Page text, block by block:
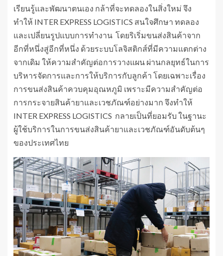
เรียนรู้และพัฒนาตนเอง กล้าที่จะทดลองในสิ่งใหม่ จึง
ทำให้ INTER EXPRESS LOGISTICS สนใจศึกษา ทดลอง
และเปลี่ยนรูปแบบการทำงาน โดยริเริ่มขนส่งสินค้าจาก
อีกที่หนึ่งสู่อีกที่หนึ่ง ด้วยระบบโลจิสติกส์ที่มีความแตกต่าง
จากเดิม ให้ความสำคัญต่อการวางแผน ผ่านกลยุทธ์ในการ
บริหารจัดการและการให้บริการกับลูกค้า โดยเฉพาะเรื่อง
การขนส่งสินค้าควบคุมอุณหภูมิ เพราะมีความสำคัญต่อ
การกระจายสินค้ายาและเวชภัณฑ์อย่างมาก จึงทำให้
INTER EXPRESS LOGISTICS กลายเป็นที่ยอมรับ ในฐานะ
ผู้ใช้บริการในการขนส่งสินค้ายาและเวชภัณฑ์อันดับต้นๆ
ของประเทศไทย